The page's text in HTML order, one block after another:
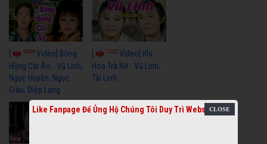
9059 Video] Bông
Hồng Cài Áo - Vũ Linh,
Ngọc Huyền, Ngọc
Giàu, Diệp Lang
7352Video] Khi
Hoa Trà Nở - Vũ Linh,
Tài Linh
Like Fanpage Để Ủng Hộ Chúng Tôi Duy Trì Website